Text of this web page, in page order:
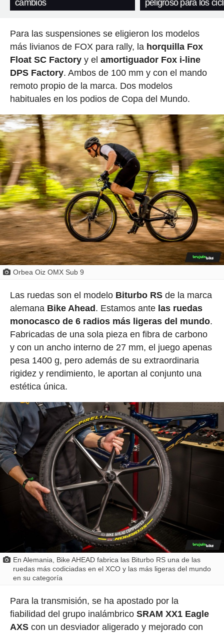
cambios peligroso para los
Para las suspensiones se eligieron los modelos
más livianos de FOX para rally, la horquilla Fox
Float SC Factoryy el amortiguador Fox i-line
DPS Factory. Ambos de 100 mm y con el mando
remoto propio de la marca. Dos modelos
habituales en los podios de Copa del Mundo.
Orbea Oiz OMX Sub 9
Las ruedas son el modelo Biturbo RSde la marca
alemana Bike Ahead. Estamos ante las ruedas
monocasco de 6 radios más ligeras del mundo.
Fabricadas de una sola pieza en fibra de carbono
y con un ancho interno de 27 mm, el juego apenas
pesa 1400 g, pero además de su extraordinaria
rigidez y rendimiento, le aportan al conjunto una
estética única.
En Alemania, Bike AHEAD fabrica las Biturbo RS una de las
ruedas más codiciadas en el XCO y las más ligeras del mundo
en su categoría
Para la transmisión, se ha apostado por la
fiabilidad del grupo inalámbrico SRAM XX1 Eagle
AXS con un desviador aligerado y mejorado con